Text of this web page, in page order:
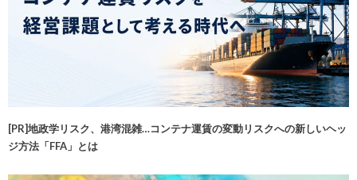
[PR]地政学リスク、港湾混雑…コンテナ運賃の変動リスクへの新しいヘッ
ジ方法「FFA」とは